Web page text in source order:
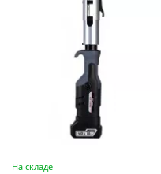
На складе